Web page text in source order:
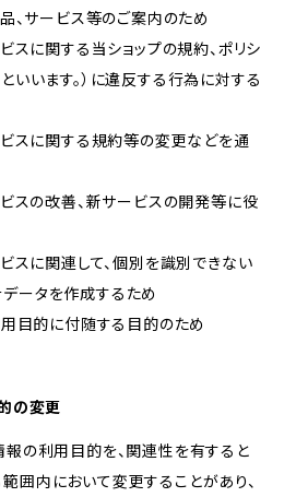
品、サービス等のご案内のため
ビスに関する当ショップの規約、ポリシ
いいます。）に違反する行為に対する
ビスに関する規約等の変更などを通
ビスの改善、新サービスの開発等に役
ビスに関連して、個別を識別できない
ータを作成するため
用目的に付随する目的のため
の変更
報の利用目的を、関連性を有すると
囲内において変更することがあり、